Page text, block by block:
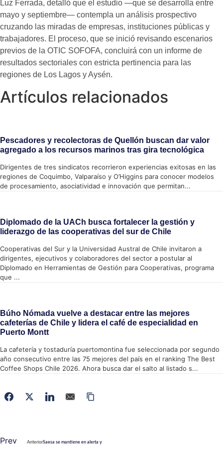
Luz Ferrada, detalló que el estudio —que se desarrolla entre
mayo y septiembre— contempla un análisis prospectivo
cruzando las miradas de empresas, instituciones públicas y
trabajadores. El proceso, que se inició revisando escenarios
previos de la OTIC SOFOFA, concluirá con un informe de
resultados sectoriales con estricta pertinencia para las
regiones de Los Lagos y Aysén.
Artículos relacionados
Pescadores y recolectoras de Quellón buscan dar valor
agregado a los recursos marinos tras gira tecnológica
Dirigentes de tres sindicatos recorrieron experiencias exitosas en las
regiones de Coquimbo, Valparaíso y O’Higgins para conocer modelos
de procesamiento, asociatividad e innovación que permitan...
Diplomado de la UACh busca fortalecer la gestión y
liderazgo de las cooperativas del sur de Chile
Cooperativas del Sur y la Universidad Austral de Chile invitaron a
dirigentes, ejecutivos y colaboradores del sector a postular al
Diplomado en Herramientas de Gestión para Cooperativas, programa
que ...
Búho Nómada vuelve a destacar entre las mejores
cafeterías de Chile y lidera el café de especialidad en
Puerto Montt
La cafetería y tostaduría puertomontina fue seleccionada por segundo
año consecutivo entre las 75 mejores del país en el ranking The Best
Coffee Shops Chile 2026. Ahora busca dar el salto al listado s...
Prev AnteriorSaesa se mantiene en alerta y